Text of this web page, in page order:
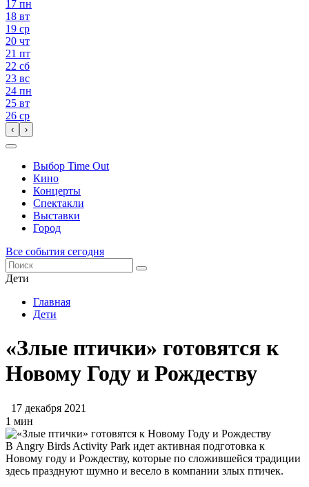
17 пн
18 вт
19 ср
20 чт
21 пт
22 сб
23 вс
24 пн
25 вт
26 ср
‹ ›
Выбор Time Out
Кино
Концерты
Спектакли
Выставки
Город
Все события сегодня
Дети
Главная
Дети
«Злые птички» готовятся к
Новому Году и Рождеству
17 декабря 2021
1 мин
В Angry Birds Activity Park идет активная подготовка к
Новому году и Рождеству, которые по сложившейся традиции
здесь празднуют шумно и весело в компании злых птичек.